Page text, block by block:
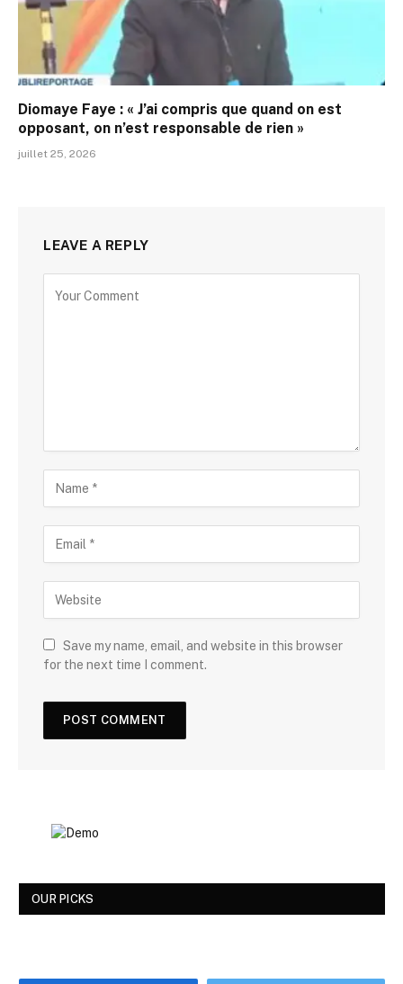
Diomaye Faye : « J’ai compris que quand on est
opposant, on n’est responsable de rien »
juillet 25, 2026
LEAVE A REPLY
Save my name, email, and website in this browser
for the next time I comment.
OUR PICKS